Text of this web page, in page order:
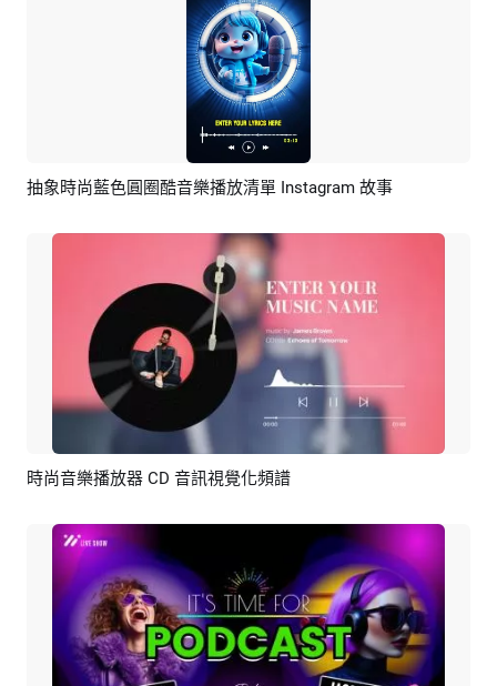
預覽 AI剪同款
抽象時尚藍色圓圈酷音樂播放清單 Instagram 故事
預覽 AI剪同款
時尚音樂播放器 CD 音訊視覺化頻譜